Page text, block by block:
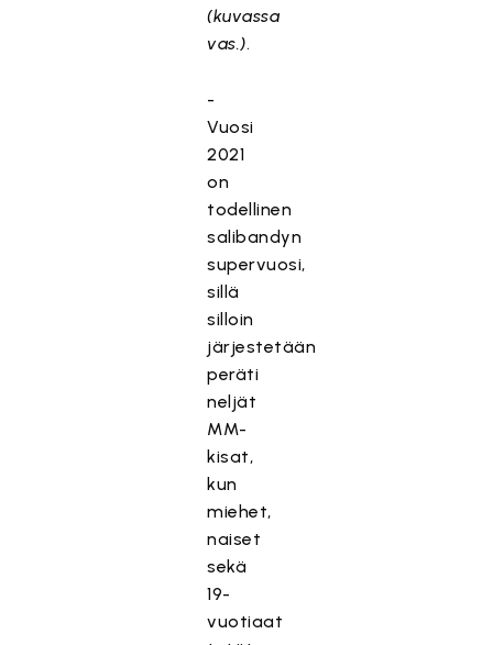
(kuvassa
vas.).
-
Vuosi
2021
on
todellinen
salibandyn
supervuosi,
sillä
silloin
järjestetään
peräti
neljät
MM-
kisat,
kun
miehet,
naiset
sekä
19-
vuotiaat